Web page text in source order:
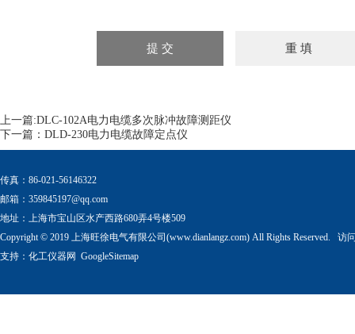
上一篇:DLC-102A电力电缆多次脉冲故障测距仪
下一篇： DLD-230电力电缆故障定点仪
传真：86-021-56146322
邮箱： 359845197@qq.com
地址：上海市宝山区水产西路680弄4号楼509
Copyright © 2019 上海旺徐电气有限公司(www.dianlangz.com) All Rights Reserved. 访
支持： 化工仪器网 GoogleSitemap